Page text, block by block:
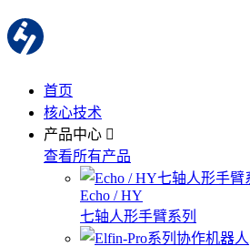
首页
核心技术
产品中心
查看所有产品
Echo / HY
七轴人形手臂系列